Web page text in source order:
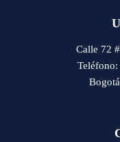
Calle 72